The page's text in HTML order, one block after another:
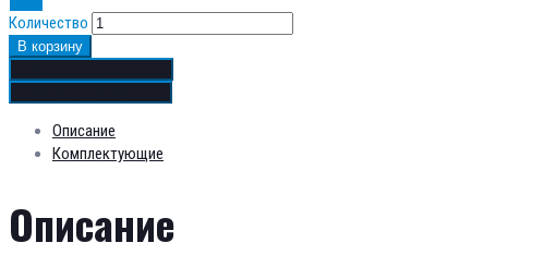
Количество
В корзину
Описание
Комплектующие
Описание